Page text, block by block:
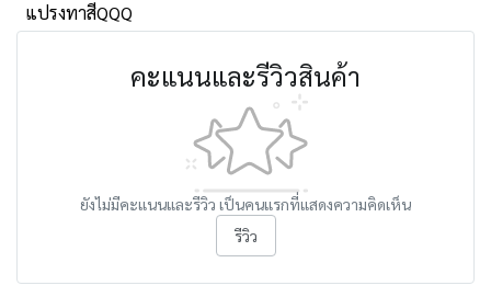
แปรงทาสีQQQ
คะแนนและรีวิวสินค้า
ยังไม่มีคะแนนและรีวิว เป็นคนแรกที่แสดงความคิดเห็น
รีวิว